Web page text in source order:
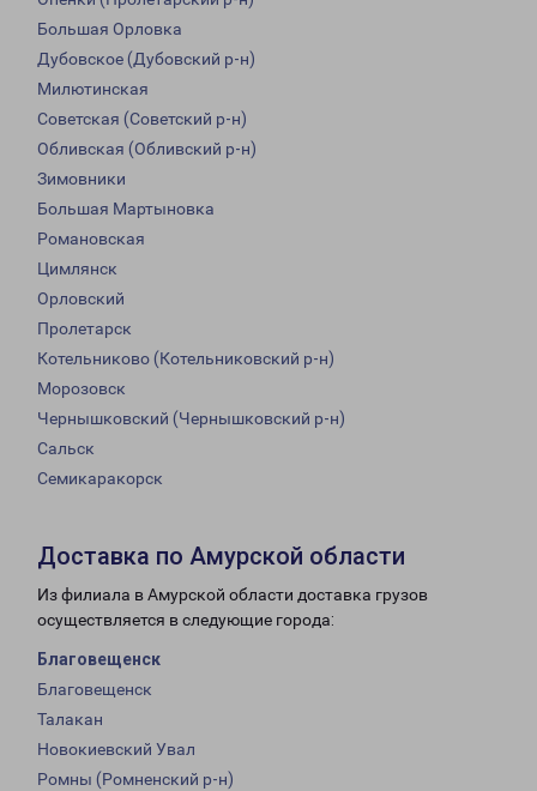
Большая Орловка
Дубовское (Дубовский р-н)
Милютинская
Советская (Советский р-н)
Обливская (Обливский р-н)
Зимовники
Большая Мартыновка
Романовская
Цимлянск
Орловский
Пролетарск
Котельниково (Котельниковский р-н)
Морозовск
Чернышковский (Чернышковский р-н)
Сальск
Семикаракорск
Доставка по Амурской области
Из филиала в Амурской области доставка грузов
осуществляется в следующие города:
Благовещенск
Благовещенск
Талакан
Новокиевский Увал
Ромны (Ромненский р-н)